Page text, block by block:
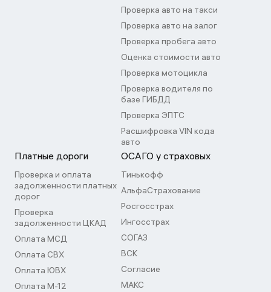
Проверка авто на такси
Проверка авто на залог
Проверка пробега авто
Оценка стоимости авто
Проверка мотоцикла
Проверка водителя по
базе ГИБДД
Проверка ЭПТС
Расшифровка VIN кода
авто
Платные дороги
Проверка и оплата
задолженности платных
дорог
Проверка
задолженности ЦКАД
Оплата МСД
Оплата СВХ
Оплата ЮВХ
Оплата М-12
ОСАГО у страховых
Тинькофф
АльфаСтрахование
Росгосстрах
Ингосстрах
СОГАЗ
ВСК
Согласие
МАКС